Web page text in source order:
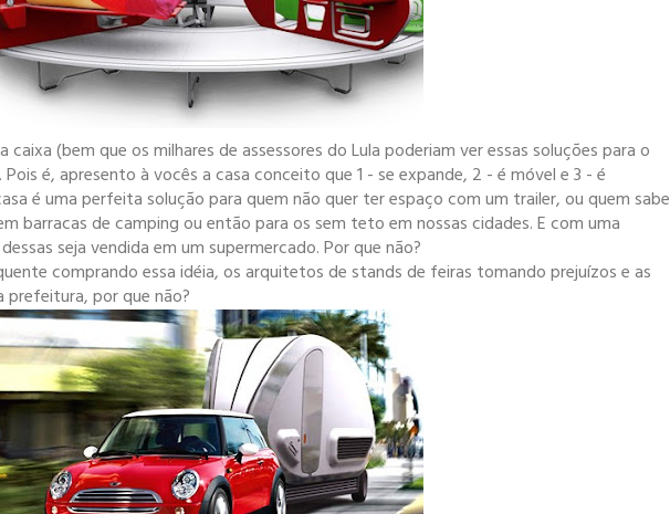
(bem que os milhares de assessores do Lula poderiam ver essas soluções para o
é, apresento à vocês a casa conceito que 1 - se expande, 2 - é móvel e 3 - é
é uma perfeita solução para quem não quer ter espaço com um trailer, ou quem sabe
barracas de camping ou então para os sem teto em nossas cidades. E com uma
seja vendida em um supermercado. Por que não?
comprando essa idéia, os arquitetos de stands de feiras tomando prejuízos e as
por que não?